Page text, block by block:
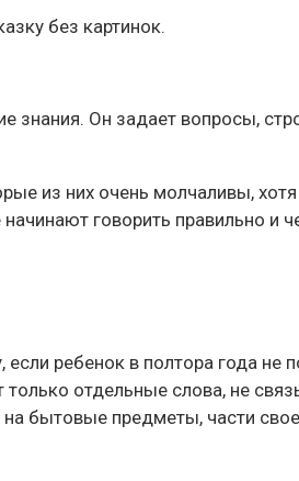
без картинок.
знания. Он задает вопросы,
из них очень молчаливы,
говорить правильно и
ребенок в полтора года
отдельные слова, не
бытовые предметы, части